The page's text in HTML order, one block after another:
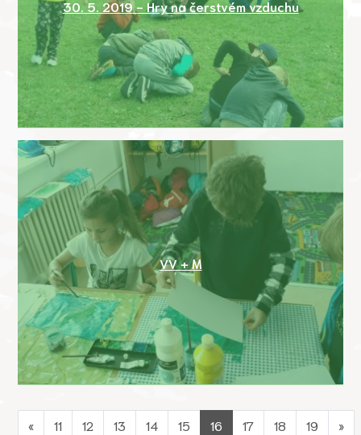
30. 5. 2019 - Hry na čerstvém vzduchu
VV + M
« 11 12 13 14 15 16 17 18 19 »